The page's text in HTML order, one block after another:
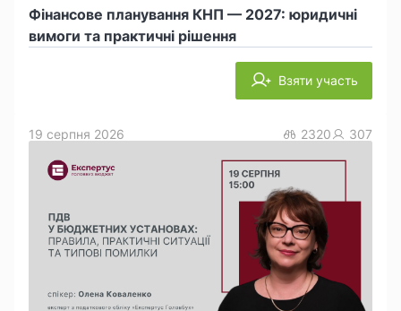
Фінансове планування КНП — 2027: юридичні
вимоги та практичні рішення
Взяти участь
19 серпня 2026 2320 307